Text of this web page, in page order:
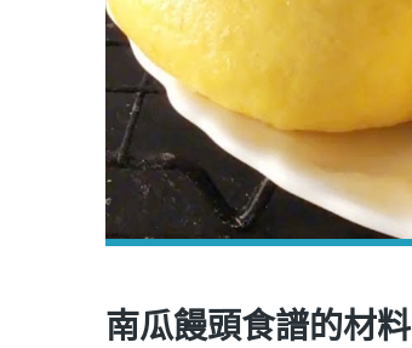
南瓜饅頭食譜的材料